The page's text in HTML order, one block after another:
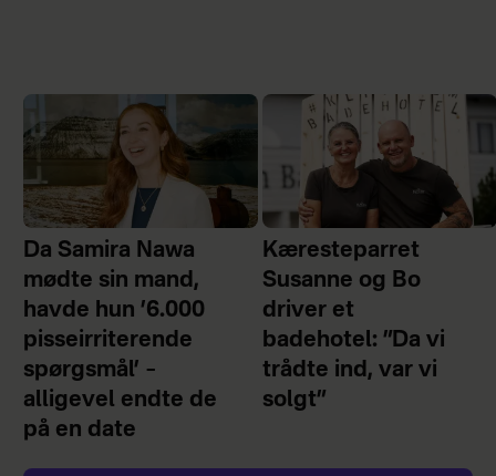
Da Samira Nawa
mødte sin mand,
havde hun ’6.000
pisseirriterende
spørgsmål’ –
alligevel endte de
på en date
Kæresteparret
Susanne og Bo
driver et
badehotel: ”Da vi
trådte ind, var vi
solgt”